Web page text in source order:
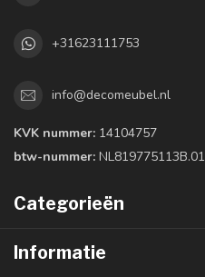
+31623111753
info@decomeubel.nl
KVK nummer: 14104757
btw-nummer: NL819775113B.01
Categorieën
Informatie